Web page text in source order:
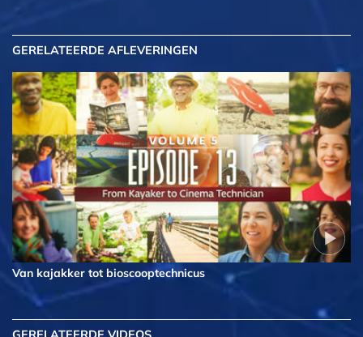
GERELATEERDE AFLEVERINGEN
Van kajakker tot bioscoop­technicus